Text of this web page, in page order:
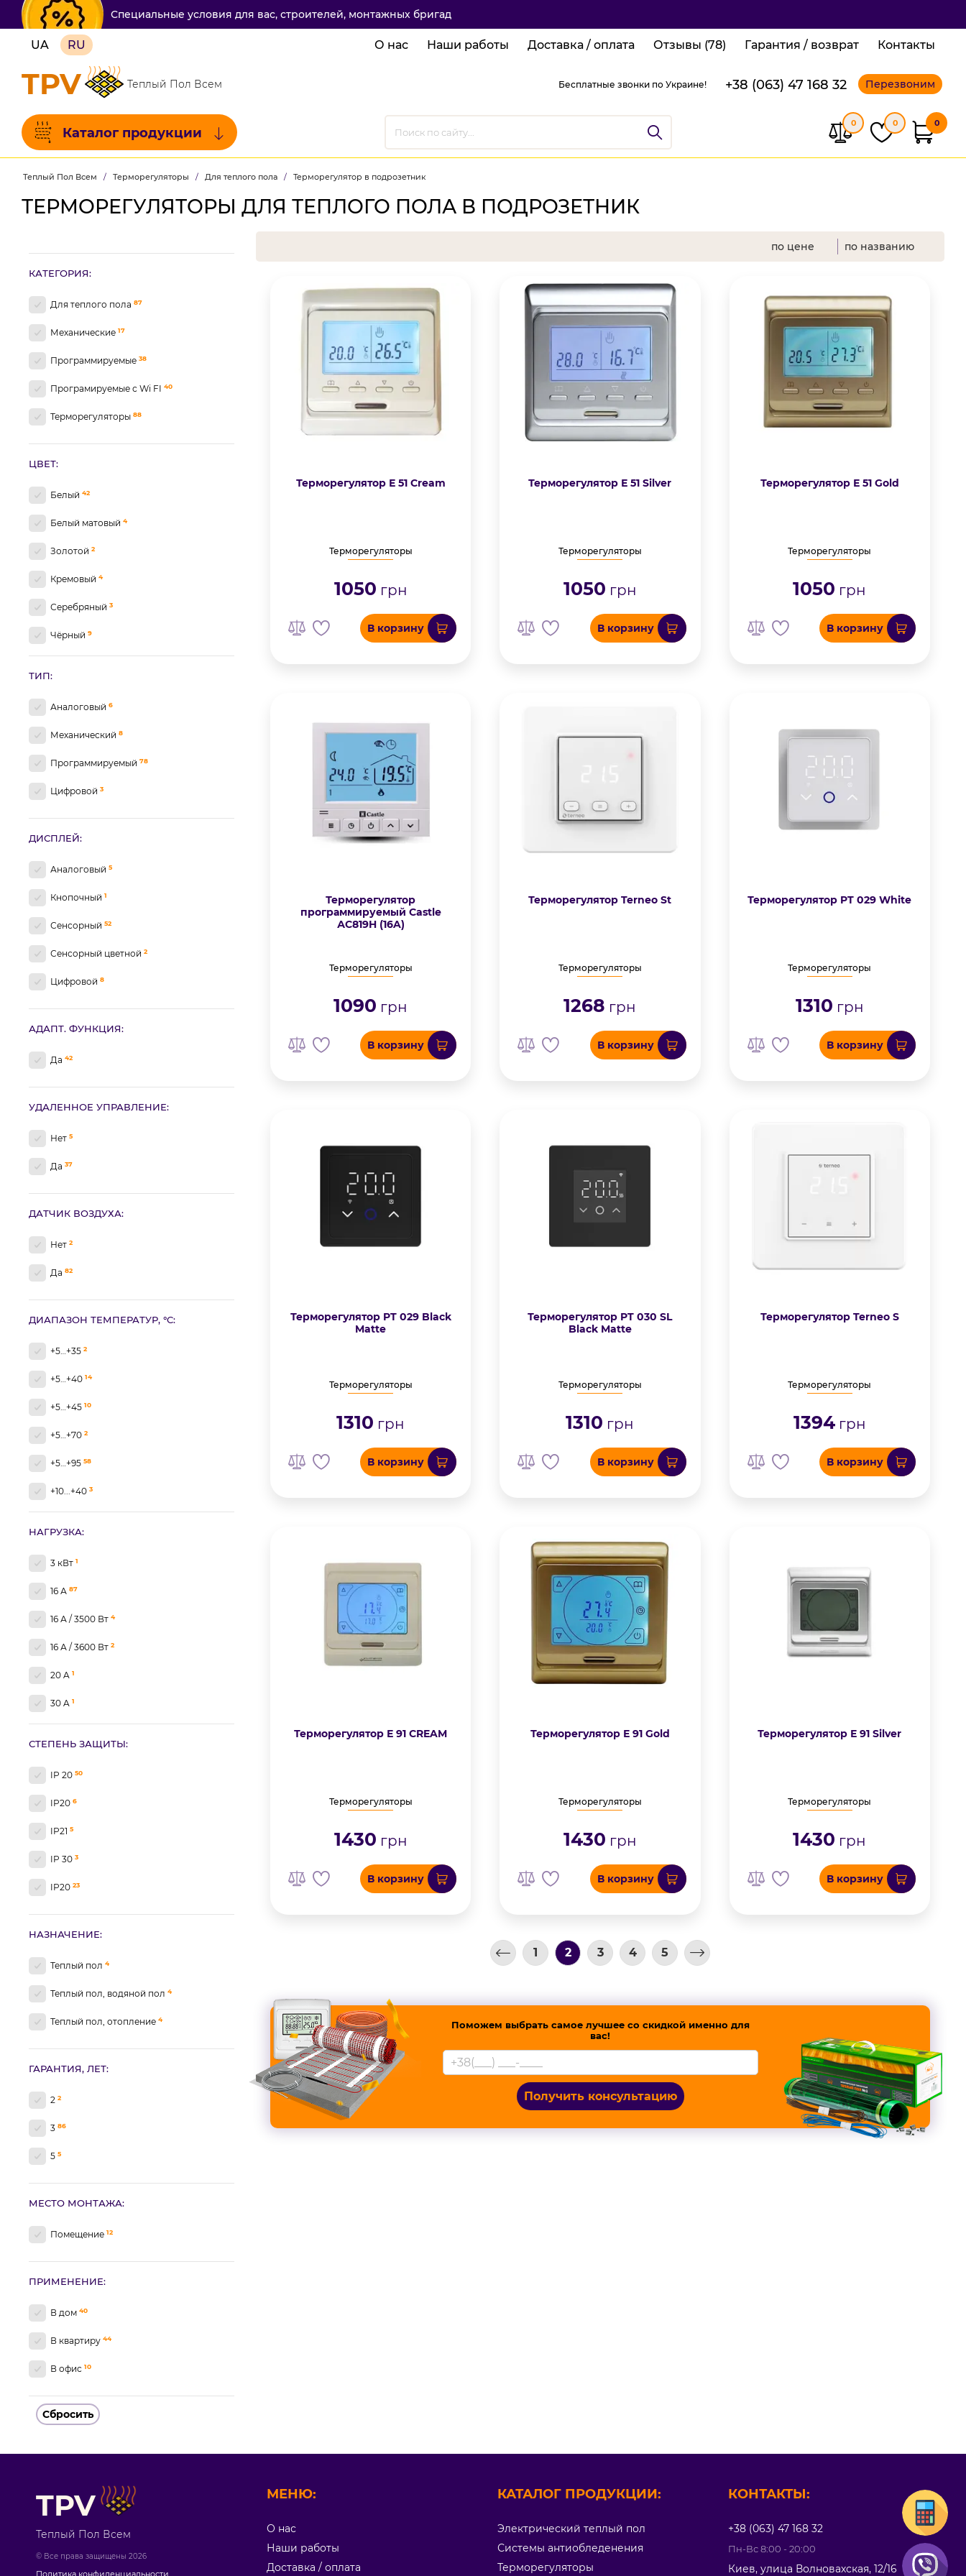
Специальные условия для вас, строителей, монтажных бригад
UA RU О нас Наши работы Доставка / оплата Отзывы (78) Гарантия / возврат Контакты
TPV Теплый Пол Всем Бесплатные звонки по Украине! +38 (063) 47 168 32 Перезвоним
Каталог продукции
0 0 0
Теплый Пол Всем / Терморегуляторы / Для теплого пола / Терморегулятор в подрозетник
ТЕРМОРЕГУЛЯТОРЫ ДЛЯ ТЕПЛОГО ПОЛА В ПОДРОЗЕТНИК
КАТЕГОРИЯ:
Для теплого пола 87
Механические 17
Программируемые 38
Програмируемые с Wi FI 40
Терморегуляторы 88
ЦВЕТ:
Белый 42
Белый матовый 4
Золотой 2
Кремовый 4
Серебряный 3
Чёрный 9
ТИП:
Аналоговый 6
Механический 8
Программируемый 78
Цифровой 3
ДИСПЛЕЙ:
Аналоговый 5
Кнопочный 1
Сенсорный 52
Сенсорный цветной 2
Цифровой 8
АДАПТ. ФУНКЦИЯ:
Да 42
УДАЛЕННОЕ УПРАВЛЕНИЕ:
Нет 5
Да 37
ДАТЧИК ВОЗДУХА:
Нет 2
Да 82
ДИАПАЗОН ТЕМПЕРАТУР, °C:
+5…+35 2
+5…+40 14
+5…+45 10
+5…+70 2
+5…+95 58
+10...+40 3
НАГРУЗКА:
3 кВт 1
16 А 87
16 А / 3500 Вт 4
16 А / 3600 Вт 2
20 A 1
30 A 1
СТЕПЕНЬ ЗАЩИТЫ:
IP 20 50
IP20 6
IP21 5
IP 30 3
IP20 23
НАЗНАЧЕНИЕ:
Теплый пол 4
Теплый пол, водяной пол 4
Теплый пол, отопление 4
ГАРАНТИЯ, ЛЕТ:
2 2
3 86
5 5
МЕСТО МОНТАЖА:
Помещение 12
ПРИМЕНЕНИЕ:
В дом 40
В квартиру 44
В офис 10
Сбросить
по цене по названию
Терморегулятор Е 51 Cream
Терморегуляторы
1050 грн
В корзину
Терморегулятор Е 51 Silver
Терморегуляторы
1050 грн
В корзину
Терморегулятор Е 51 Gold
Терморегуляторы
1050 грн
В корзину
Терморегулятор
программируемый Castle
АС819H (16A)
Терморегуляторы
1090 грн
В корзину
Терморегулятор Terneo St
Терморегуляторы
1268 грн
В корзину
Терморегулятор PT 029 White
Терморегуляторы
1310 грн
В корзину
Терморегулятор PT 029 Black
Matte
Терморегуляторы
1310 грн
В корзину
Терморегулятор PT 030 SL
Black Matte
Терморегуляторы
1310 грн
В корзину
Терморегулятор Terneo S
Терморегуляторы
1394грн
В корзину
Терморегулятор Е 91 CREAM
Терморегуляторы
1430 грн
В корзину
Терморегулятор Е 91 Gold
Терморегуляторы
1430 грн
В корзину
Терморегулятор Е 91 Silver
Терморегуляторы
1430 грн
В корзину
1 2 3 4 5
Поможем выбрать самое лучшее со скидкой именно для
вас!
Получить консультацию
TPV
Теплый Пол Всем
© Все права защищены 2026
Политика конфиденциальности
МЕНЮ:
О нас
Наши работы
Доставка / оплата
КАТАЛОГ ПРОДУКЦИИ:
Электрический теплый пол
Системы антиобледенения
Терморегуляторы
КОНТАКТЫ:
+38 (063) 47 168 32
Пн-Вс 8:00 - 20:00
Киев, улица Волновахская, 12/16